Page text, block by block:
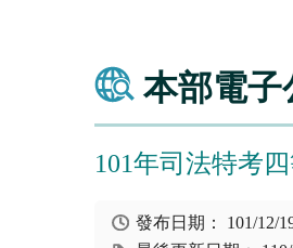
本部電子
101年司法特考
發布日期： 101/12/